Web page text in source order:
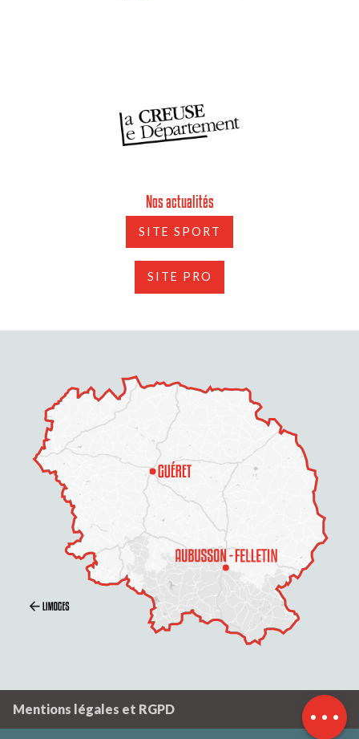
Description
Contacter par
email
Nos actualités
SITE SPORT
SITE PRO
Mentions légales et RGPD